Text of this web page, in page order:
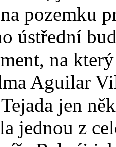
pozemku
ústřední
na
Aguilar
jen
jednou z